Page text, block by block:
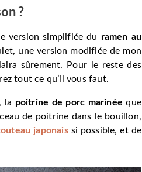
?
version simplifiée du ramen au
une version modifiée de mon
sûrement. Pour le reste des
tout ce qu’il vous faut.
, la poitrine de porc marinée que
de poitrine dans le bouillon,
japonaissi possible, et de